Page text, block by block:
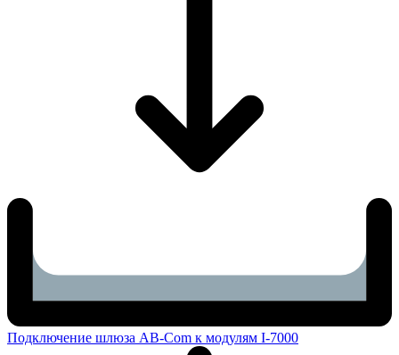
Подключение шлюза AB-Com к модулям I-7000